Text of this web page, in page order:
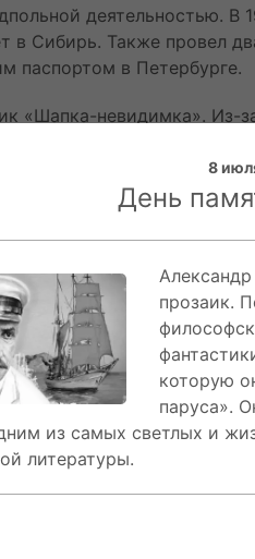
деятельностью. В
в Сибирь. Также провел
паспортом в Петербурге.
«Шапка-невидимка». Из-
зарубежного
Грин жил в
в Красную Армию, где
в Петербург.
года завершил работу
Роман, посвященный
в истории
когда Александр
Работа над романом
происходило в
в свою «Гринландию».
работал над романами
А еще писатель
Его маршрут известен
8
День
прозаик.
которую
паруса».
из самых светлых и
литературы.